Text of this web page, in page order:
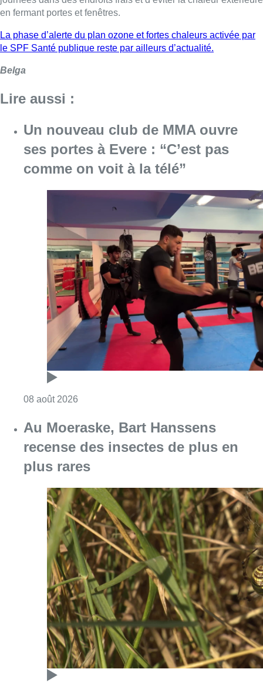
comme on voit à la télé”
08 août 2026Consulter l'article "Un nouveau club de
Au Moeraske, Bart Hanssens
recense des insectes de plus en
plus rares
08 août 2026Consulter l'article "Au Moeraske, Bart
Marathon de contrôles de vitesse
ce week-end: “Une moto a été
flashée à 121 km/h sur l’avenue de
Tervuren”